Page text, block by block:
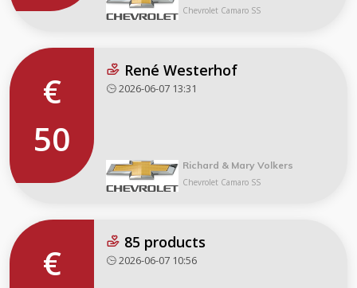
Chevrolet Camaro SS
€
50
René Westerhof
2026-06-07 13:31
Richard & Mary Volkers
Chevrolet Camaro SS
€
85 products
2026-06-07 10:56